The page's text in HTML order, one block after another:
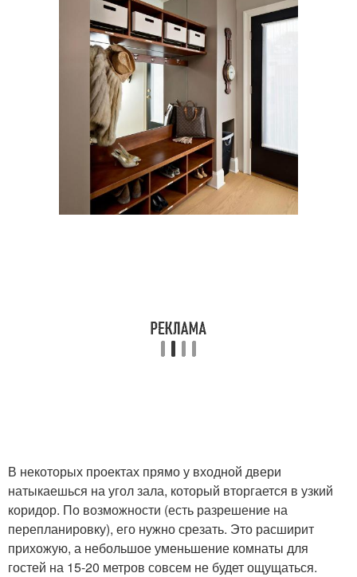
В некоторых проектах прямо у входной двери
натыкаешься на угол зала, который вторгается в узкий
коридор. По возможности (есть разрешение на
перепланировку), его нужно срезать. Это расширит
прихожую, а небольшое уменьшение комнаты для
гостей на 15-20 метров совсем не будет ощущаться.